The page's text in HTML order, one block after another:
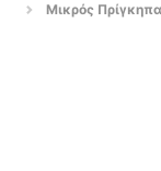
Μικρός